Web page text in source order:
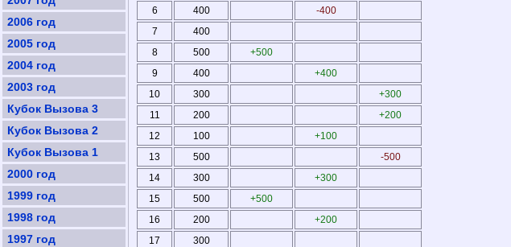
2006 год
2005 год
2004 год
2003 год
Кубок Вызова 3
Кубок Вызова 2
Кубок Вызова 1
2000 год
1999 год
1998 год
1997 год
6
400
-400
7
400
8
500
+500
9
400
+400
10
300
+300
11
200
+200
12
100
+100
13
500
-500
14
300
+300
15
500
+500
16
200
+200
17
300